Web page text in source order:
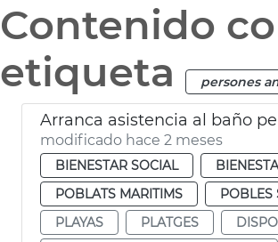
Contenido
etiqueta
persones
Arranca asistencia al baño
modificado hace 2 meses
BIENESTAR SOCIAL
POBLATS MARITIMS
POBLES
PLAYAS
PLATGES